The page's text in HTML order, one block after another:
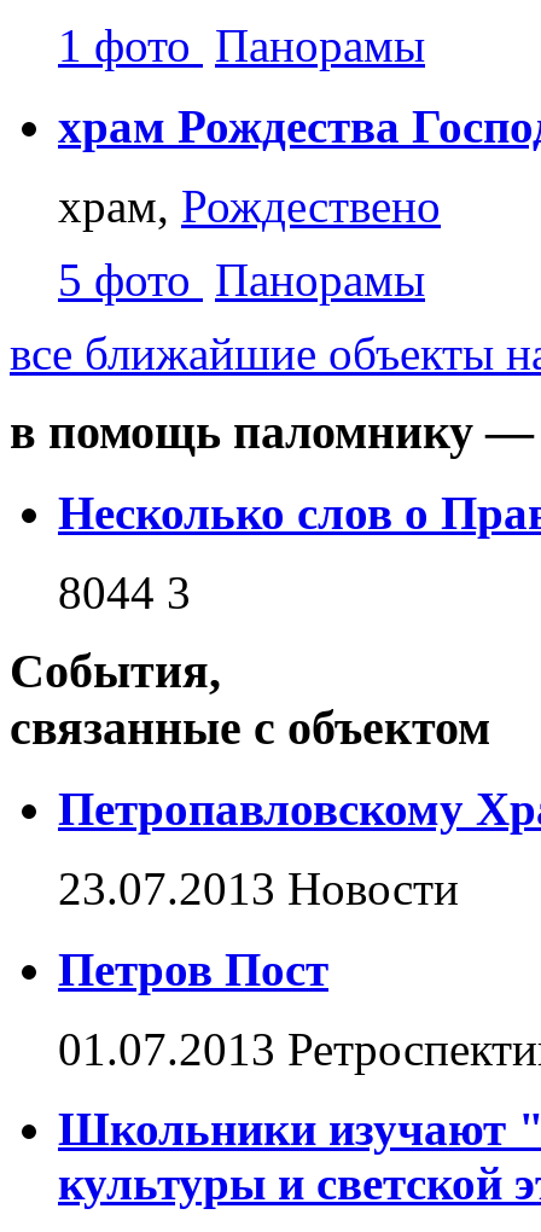
1 фото Панорамы
храм Рождества
храм, Рождествено
5 фото Панорамы
все ближайшие объекты
в помощь паломнику —
Несколько слов о
8044 3
События,
связанные с объектом
Петропавловскому
23.07.2013 Новости
Петров Пост
01.07.2013
Школьники изучают
культуры и светской